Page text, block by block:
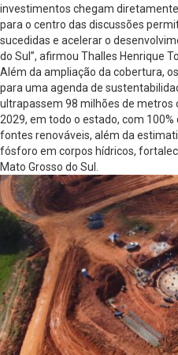
investimentos chegam
para o centro das discussões
sucedidas e acelerar o
do Sul”, afirmou Thalles Henrique
Além da ampliação da cobertura,
para uma agenda de
ultrapassem 98 milhões de metros
2029, em todo o estado, com
fontes renováveis, além da
fósforo em corpos hídricos,
Mato Grosso do Sul.